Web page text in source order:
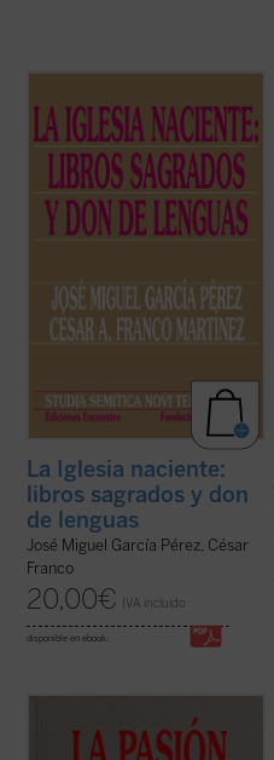
escritura de los evangelios siguen siendo
cuestiones abiertas entre los estudiosos.
En manuales y artículos suele proponerse
como fechas de composición los treinta
últimos años del primer siglo de nuestra ...
(ver ficha)
La Iglesia naciente:
libros sagrados y don
de lenguas
José Miguel García Pérez, César
Franco
20,00€ IVA incluido
disponible en ebook:
Juan hay escenas famosas por sus
cuestiones disputadas. Los estudiosos